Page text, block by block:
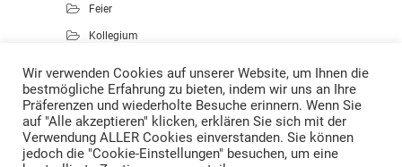
Feier
Kollegium
Musik
Projekte
Sport
Wir verwenden Cookies auf unserer Website, um Ihnen die
bestmögliche Erfahrung zu bieten, indem wir uns an Ihre
Präferenzen und wiederholte Besuche erinnern. Wenn Sie
auf "Alle akzeptieren" klicken, erklären Sie sich mit der
Verwendung ALLER Cookies einverstanden. Sie können
jedoch die "Cookie-Einstellungen" besuchen, um eine